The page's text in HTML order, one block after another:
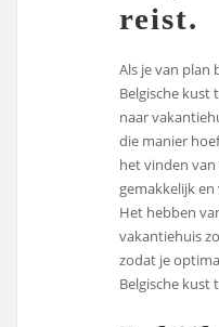
reist.
Als je van plan
Belgische kust
naar
die manier
het vinden
gemakkelijk
Het hebben
vakantiehuis
zodat je
Belgische kust